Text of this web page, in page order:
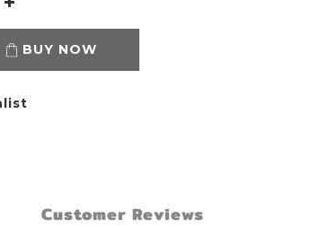
BUY NOW
Customer Reviews